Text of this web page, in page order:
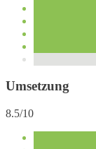
Umsetzung
8.5/10